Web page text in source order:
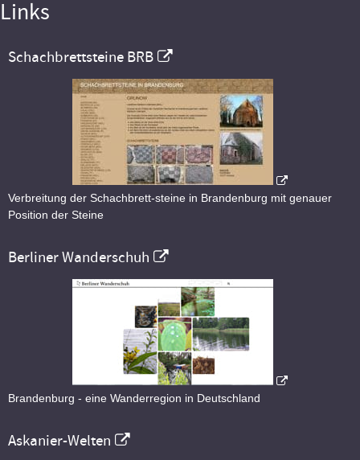
Links
Schachbrettsteine BRB
Verbreitung der Schachbrett-steine in Brandenburg mit genauer
Position der Steine
Berliner Wanderschuh
Brandenburg - eine Wanderregion in Deutschland
Askanier-Welten